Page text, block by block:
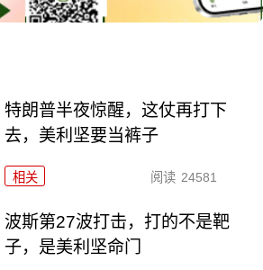
特朗普半夜惊醒，这仗再打下
去，美利坚要当裤子
相关 阅读 24581
波斯第27波打击，打的不是靶
子，是美利坚命门